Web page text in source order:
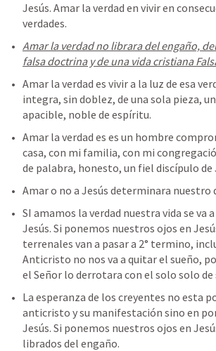
Jesús. Amar la verdad en vivir en
verdades.
Amar la verdad no librara del engaño,
falsa doctrina y de una vida cristiana
Amar la verdad es vivir a la luz de esa
integra, sin doblez, de una sola pieza,
apacible, noble de espíritu.
Amar la verdad es es un hombre
casa, con mi familia, con mi
de palabra, honesto, un fiel discípulo de
Amar o no a Jesús determinara nuestro
SI amamos la verdad nuestra vida se va
Jesús. Si ponemos nuestros ojos en
terrenales van a pasar a 2° termino,
Anticristo no nos va a quitar el sueño,
el Señor lo derrotara con el solo solo de
La esperanza de los creyentes no esta
anticristo y su manifestación sino en
Jesús. Si ponemos nuestros ojos en
librados del engaño.